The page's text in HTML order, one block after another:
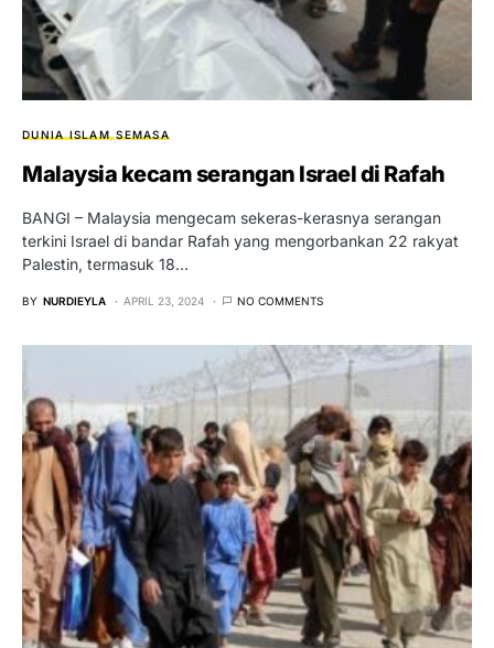
DUNIA ISLAM SEMASA
Malaysia kecam serangan Israel di Rafah
BANGI – Malaysia mengecam sekeras-kerasnya serangan
terkini Israel di bandar Rafah yang mengorbankan 22 rakyat
Palestin, termasuk 18…
BY NURDIEYLA APRIL 23, 2024 NO COMMENTS